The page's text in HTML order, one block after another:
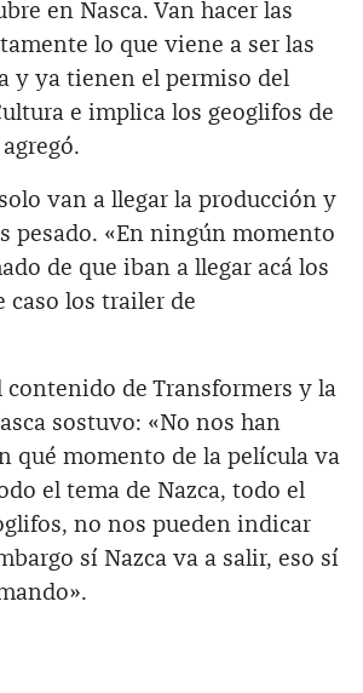
en Nasca. Van hacer las
lo que viene a ser las
y ya tienen el permiso del
e implica los geoglifos de
van a llegar la producción y
pesado. «En ningún momento
de que iban a llegar acá los
caso los trailer de
contenido de Transformers y la
sostuvo: «No nos han
qué momento de la película va
el tema de Nazca, todo el
no nos pueden indicar
sí Nazca va a salir, eso sí